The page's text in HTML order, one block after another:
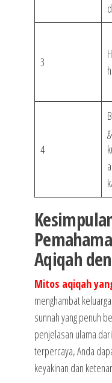
3
4
Aqiqah
Mitos aqiqah
menghambat
sunnah yang penuh
penjelasan ulama
terpercaya, Anda
keyakinan dan